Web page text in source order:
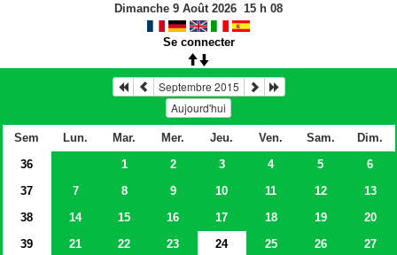
Dimanche 9 Août 2026 15 h 08
Se connecter
Septembre 2015
Aujourd'hui
Sem Lun. Mar. Mer. Jeu. Ven. Sam.
Dim.
36
1 2 3 4 5
6
37
7 8 9 10 11 12
13
38
14 15 16 17 18 19
20
39
21 22 23 24 25 26
27